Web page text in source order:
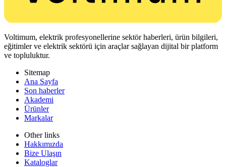
Voltimum, elektrik profesyonellerine sektör haberleri, ürün bilgileri,
eğitimler ve elektrik sektörü için araçlar sağlayan dijital bir platform
ve topluluktur.
Sitemap
Ana Sayfa
Son haberler
Akademi
Ürünler
Markalar
Other links
Hakkımızda
Bize Ulaşın
Kataloglar